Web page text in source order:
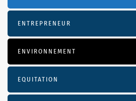
ENTREPRENEUR
ENVIRONNEMENT
EQUITATION